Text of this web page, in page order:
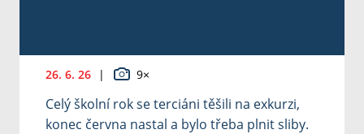
26. 6. 26 | 9×
Celý školní rok se terciáni těšili na exkurzi,
konec června nastal a bylo třeba plnit sliby.